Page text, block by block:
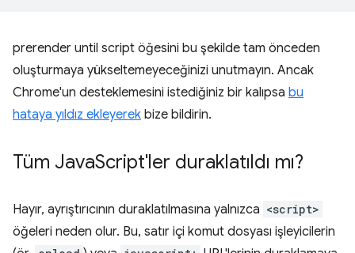
prerender until script öğesini bu şekilde tam önceden
oluşturmaya yükseltemeyeceğinizi unutmayın. Ancak
Chrome'un desteklemesini istediğiniz bir kalıpsa bu
hataya yıldız ekleyerek bize bildirin.
Tüm JavaScript'ler duraklatıldı mı?
Hayır, ayrıştırıcının duraklatılmasına yalnızca <script>
öğeleri neden olur. Bu, satır içi komut dosyası işleyicilerin